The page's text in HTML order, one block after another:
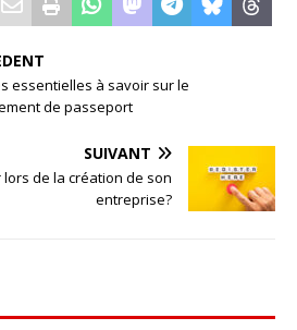
essentielles à savoir sur le
de passeport
SUIVANT
lors de la création de son
entreprise?